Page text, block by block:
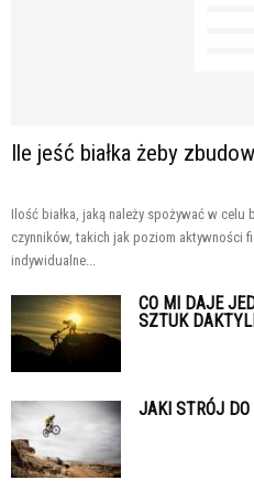
Ile jeść białka żeby
Ilość białka, jaką należy spożywać w
czynników, takich jak poziom aktywności
indywidualne...
CO MI DAJE
SZTUK
JAKI STRÓJ